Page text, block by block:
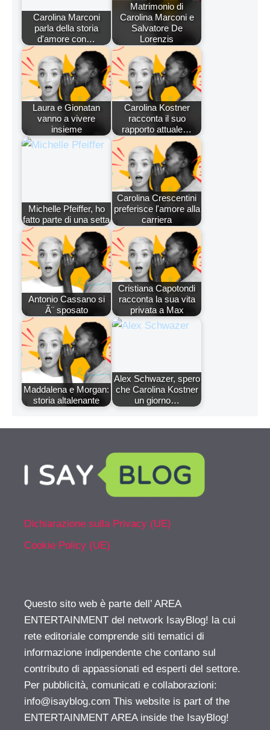
Carolina Marconi
parla della storia
d'amore con…
Matrimonio di
Carolina Marconi e
Salvatore De
Lorenzis
Laura e Gionatan
vanno a vivere
insieme
Carolina Kostner
racconta il suo
rapporto attuale…
Michelle Pfeiffer, ho
fatto parte di una setta
Carolina Crescentini
preferisce l'amore alla
carriera
Antonio Cassano si
Ã¨ sposato
Cristiana Capotondi
racconta la sua vita
privata a Max
Maddalena e Morgan:
storia altalenante
Alex Schwazer, spero
che Carolina Kostner
un giorno…
Dichiarazione sulla Privacy (UE)
Cookie Policy (UE)
Questo sito web è parte dell’ AREA
ENTERTAINMENT del network IsayBlog! la cui
rete editoriale comprende siti tematici di
informazione indipendente che contano sul
contributo di appassionati ed esperti del settore.
Per pubblicità, comunicati e collaborazioni:
info@isayblog.com This website is part of the
ENTERTAINMENT AREA inside the IsayBlog!